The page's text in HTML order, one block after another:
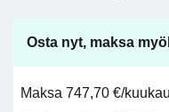
Osta nyt, maksa
Maksa 747,70 €/